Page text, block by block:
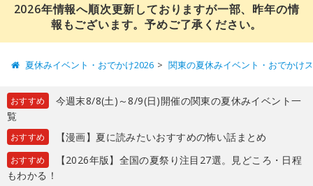
2026年情報へ順次更新しておりますが一部、昨年の情
報もございます。予めご了承ください。
夏休みイベント・おでかけ2026 関東の夏休みイベント・おでかけ
おすすめ
今週末8/8(土)～8/9(日)開催の関東の夏休みイベント一
覧
おすすめ 【漫画】夏に読みたいおすすめの怖い話まとめ
おすすめ
【2026年版】全国の夏祭り注目27選。見どころ・日程
もわかる！